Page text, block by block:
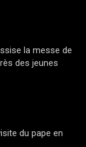
la messe de
des jeunes
du pape en